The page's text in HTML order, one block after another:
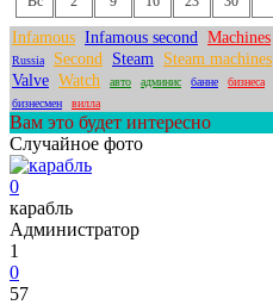
Infamous Infamous second Machines
Russia Second Steam
Steam machines
Valve Watch авто админис банне
бизнеса
бизнесмен
вилла
Вам это будет интересно
Случайное фото
0
карабль
Администратор
1
0
57